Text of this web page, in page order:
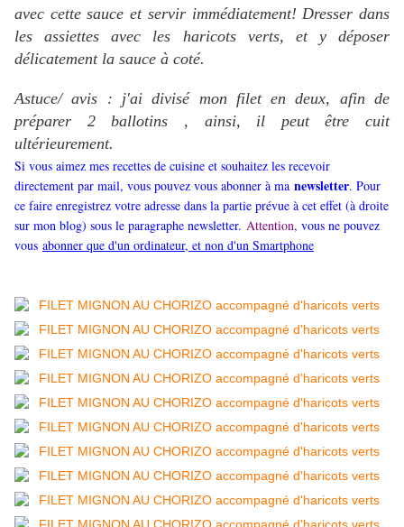
avec cette sauce et servir immédiatement! Dresser dans
les assiettes avec les haricots verts, et y déposer
délicatement la sauce à coté.
Astuce/ avis : j'ai divisé mon filet en deux, afin de
préparer 2 ballotins , ainsi, il peut être cuit
ultérieurement.
Si vous aimez mes recettes de cuisine et souhaitez les recevoir
directement par mail, vous pouvez vous abonner à ma newsletter. Pour
ce faire enregistrez votre adresse dans la partie prévue à cet effet (à droite
sur mon blog) sous le paragraphe newsletter. Attention, vous ne pouvez
vous abonner que d'un ordinateur, et non d'un Smartphone